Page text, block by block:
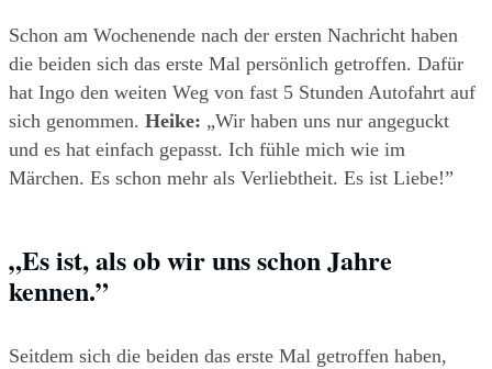
Schon am Wochenende nach der ersten Nachricht haben
die beiden sich das erste Mal persönlich getroffen. Dafür
hat Ingo den weiten Weg von fast 5 Stunden Autofahrt auf
sich genommen. Heike: „Wir haben uns nur angeguckt
und es hat einfach gepasst. Ich fühle mich wie im
Märchen. Es schon mehr als Verliebtheit. Es ist Liebe!”
„Es ist, als ob wir uns schon Jahre
kennen.”
Seitdem sich die beiden das erste Mal getroffen haben,